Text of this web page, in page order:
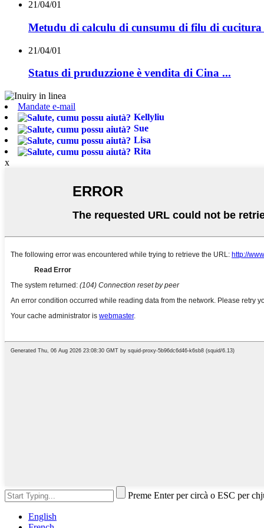
21/04/01
Metudu di calculu di cunsumu di filu di cucitura
21/04/01
Status di pruduzzione è vendita di Cina ...
Mandate e-mail
Kellyliu
Sue
Lisa
Rita
x
Preme Enter per circà o ESC per
English